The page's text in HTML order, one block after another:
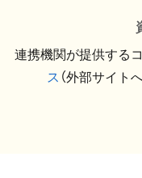
連携機関が提供する
ス （外部サイト